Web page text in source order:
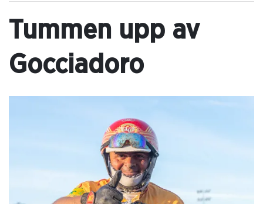
Tummen upp av
Gocciadoro